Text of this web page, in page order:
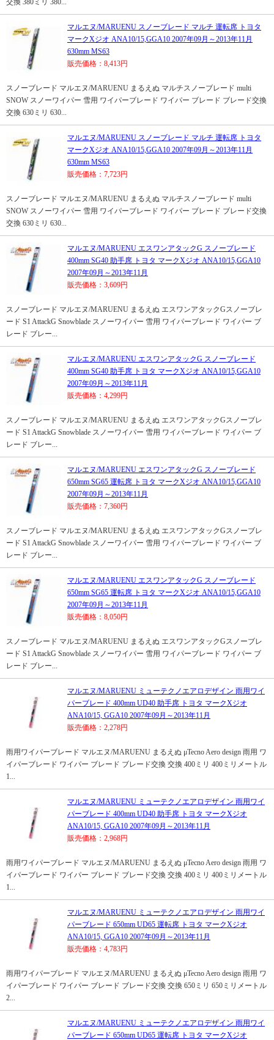
交換 380ミリ 380...
マルエヌ/MARUENU スノーブレード マルチ 運転席 トヨタ
マークXジオ ANA10/15,GGA10 2007年09月～2013年11月
630mm MS63
販売価格：8,413円
スノーブレード マルエヌ/MARUENU まるえぬ マルチスノーブレード multi
SNOW スノーワイパー 雪用 ワイパーブレード ワイパー ブレード ブレード交換
交換 630ミリ 630...
マルエヌ/MARUENU スノーブレード マルチ 運転席 トヨタ
マークXジオ ANA10/15,GGA10 2007年09月～2013年11月
630mm MS63
販売価格：7,723円
スノーブレード マルエヌ/MARUENU まるえぬ マルチスノーブレード multi
SNOW スノーワイパー 雪用 ワイパーブレード ワイパー ブレード ブレード交換
交換 630ミリ 630...
マルエヌ/MARUENU エスワンアタックG スノーブレード
400mm SG40 助手席 トヨタ マークXジオ ANA10/15,GGA10
2007年09月～2013年11月
販売価格：3,609円
スノーブレード マルエヌ/MARUENU まるえぬ エスワンアタックGスノーブレ
ード S1 AttackG Snowblade スノーワイパー 雪用 ワイパーブレード ワイパー ブ
レード ブレー...
マルエヌ/MARUENU エスワンアタックG スノーブレード
400mm SG40 助手席 トヨタ マークXジオ ANA10/15,GGA10
2007年09月～2013年11月
販売価格：4,299円
スノーブレード マルエヌ/MARUENU まるえぬ エスワンアタックGスノーブレ
ード S1 AttackG Snowblade スノーワイパー 雪用 ワイパーブレード ワイパー ブ
レード ブレー...
マルエヌ/MARUENU エスワンアタックG スノーブレード
650mm SG65 運転席 トヨタ マークXジオ ANA10/15,GGA10
2007年09月～2013年11月
販売価格：7,360円
スノーブレード マルエヌ/MARUENU まるえぬ エスワンアタックGスノーブレ
ード S1 AttackG Snowblade スノーワイパー 雪用 ワイパーブレード ワイパー ブ
レード ブレー...
マルエヌ/MARUENU エスワンアタックG スノーブレード
650mm SG65 運転席 トヨタ マークXジオ ANA10/15,GGA10
2007年09月～2013年11月
販売価格：8,050円
スノーブレード マルエヌ/MARUENU まるえぬ エスワンアタックGスノーブレ
ード S1 AttackG Snowblade スノーワイパー 雪用 ワイパーブレード ワイパー ブ
レード ブレー...
マルエヌ/MARUENU ミューテクノエアロデザイン 雨用ワイ
パーブレード 400mm UD40 助手席 トヨタ マークXジオ
ANA10/15, GGA10 2007年09月～2013年11月
販売価格：2,278円
雨用ワイパーブレード マルエヌ/MARUENU まるえぬ μTecno Aero design 雨用 ワ
イパーブレード ワイパー ブレード ブレード交換 交換 400ミリ 400ミリメートル
1...
マルエヌ/MARUENU ミューテクノエアロデザイン 雨用ワイ
パーブレード 400mm UD40 助手席 トヨタ マークXジオ
ANA10/15, GGA10 2007年09月～2013年11月
販売価格：2,968円
雨用ワイパーブレード マルエヌ/MARUENU まるえぬ μTecno Aero design 雨用 ワ
イパーブレード ワイパー ブレード ブレード交換 交換 400ミリ 400ミリメートル
1...
マルエヌ/MARUENU ミューテクノエアロデザイン 雨用ワイ
パーブレード 650mm UD65 運転席 トヨタ マークXジオ
ANA10/15, GGA10 2007年09月～2013年11月
販売価格：4,783円
雨用ワイパーブレード マルエヌ/MARUENU まるえぬ μTecno Aero design 雨用 ワ
イパーブレード ワイパー ブレード ブレード交換 交換 650ミリ 650ミリメートル
2...
マルエヌ/MARUENU ミューテクノエアロデザイン 雨用ワイ
パーブレード 650mm UD65 運転席 トヨタ マークXジオ